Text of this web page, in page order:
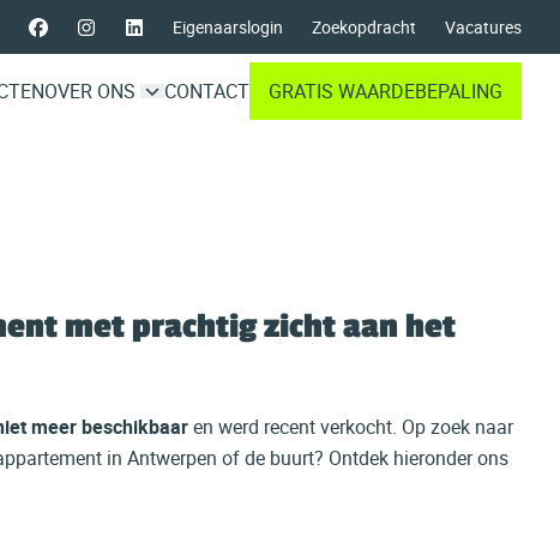
Eigenaarslogin Zoekopdracht Vacatures
OVER ONS CONTACT GRATIS WAARDEBEPALING
met prachtig zicht aan het
meer beschikbaaren werd recent verkocht. Op zoek naar
in Antwerpen of de buurt? Ontdek hieronder ons